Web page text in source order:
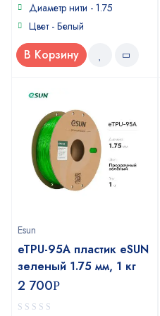
Диаметр нити - 1.75
Цвет - Белый
В Корзину
Esun
eTPU-95A пластик eSUN
зеленый 1.75 мм, 1 кг
2 700Р